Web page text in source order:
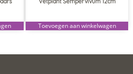
Toevoegen aan winkelwagen